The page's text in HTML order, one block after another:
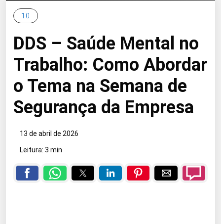
10
DDS – Saúde Mental no
Trabalho: Como Abordar
o Tema na Semana de
Segurança da Empresa
13 de abril de 2026
Leitura: 3 min